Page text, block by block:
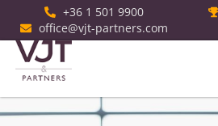
+36 1 501 9900
office@vjt-partners.com